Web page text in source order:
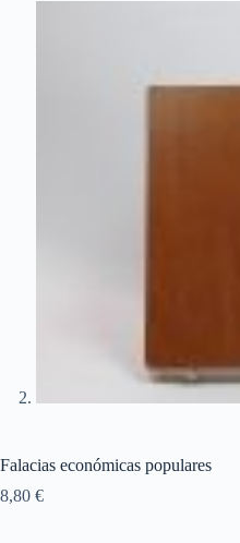
Falacias económicas populares
8,80 €